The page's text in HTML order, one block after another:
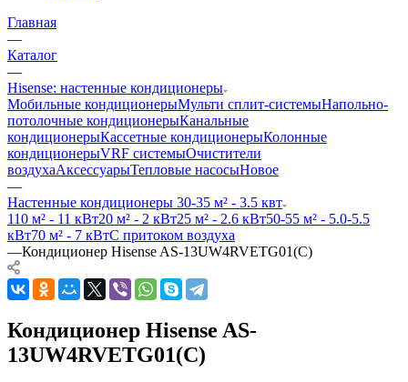
Главная
—
Каталог
—
Hisense: настенные кондиционеры
Мобильные кондиционерыМульти сплит-системыНапольно-
потолочные кондиционерыКанальные
кондиционерыКассетные кондиционерыКолонные
кондиционерыVRF системыОчистители
воздухаАксессуарыТепловые насосыНовое
—
Настенные кондиционеры 30-35 м² - 3.5 квт
110 м² - 11 кВт20 м² - 2 кВт25 м² - 2.6 кВт50-55 м² - 5.0-5.5
кВт70 м² - 7 кВтС притоком воздуха
—Кондиционер Hisense AS-13UW4RVETG01(C)
Кондиционер Hisense AS-
13UW4RVETG01(C)